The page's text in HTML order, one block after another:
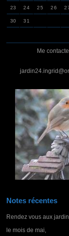
23 24 25 26
30 31
Me
Notes récentes
Rendez vous aux
le mois de mai,